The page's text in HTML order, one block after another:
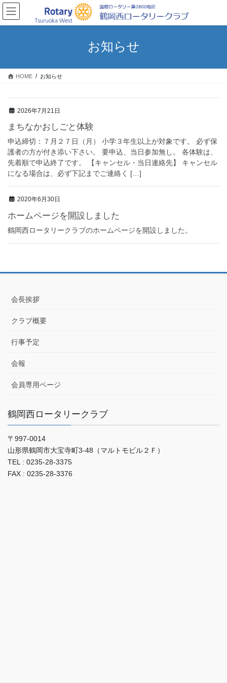
コ
ン
テ
移
ナ
ビ
ゲ
ン
お知らせ
HOME お知らせ
2026年7月21日
まちなかおしごと体験
申込締切：７月２７日（月） 小学３年生以上が対象です。 必ず保
護者の方が付き添い下さい。 要申込、当日参加無し。 各体験は、
先着順で申込終了です。 【キャンセル・当日連絡先】 キャンセル
になる場合は、必ず下記までご連絡く […]
2020年6月30日
ホームページを開設しました
鶴岡西ロータリークラブのホームページを開設しました。
会長挨拶
クラブ概要
行事予定
会報
会員専用ページ
鶴岡西ロータリークラブ
〒997-0014
山形県鶴岡市大宝寺町3-48（マルトモビル２Ｆ）
TEL : 0235-28-3375
FAX : 0235-28-3376